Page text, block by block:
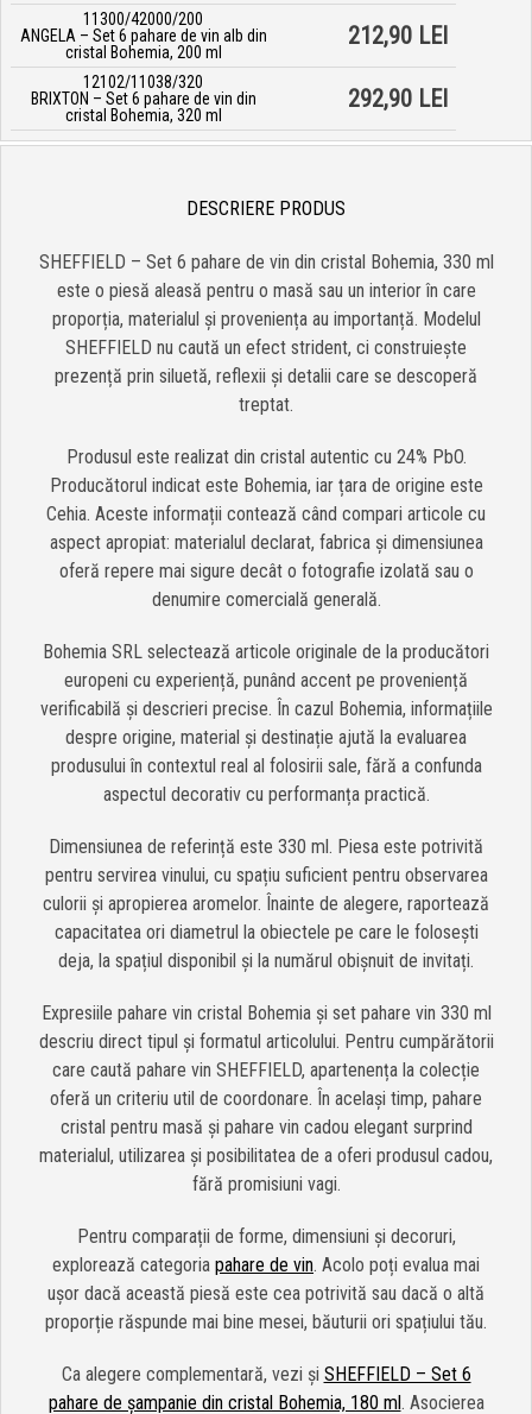
11300/42000/200
ANGELA – Set 6 pahare de vin alb din
cristal Bohemia, 200 ml
212,90 LEI
12102/11038/320
BRIXTON – Set 6 pahare de vin din
cristal Bohemia, 320 ml
292,90 LEI
DESCRIERE PRODUS
SHEFFIELD – Set 6 pahare de vin din cristal Bohemia, 330 ml
este o piesă aleasă pentru o masă sau un interior în care
proporția, materialul și proveniența au importanță. Modelul
SHEFFIELD nu caută un efect strident, ci construiește
prezență prin siluetă, reflexii și detalii care se descoperă
treptat.
Produsul este realizat din cristal autentic cu 24% PbO.
Producătorul indicat este Bohemia, iar țara de origine este
Cehia. Aceste informații contează când compari articole cu
aspect apropiat: materialul declarat, fabrica și dimensiunea
oferă repere mai sigure decât o fotografie izolată sau o
denumire comercială generală.
Bohemia SRL selectează articole originale de la producători
europeni cu experiență, punând accent pe proveniență
verificabilă și descrieri precise. În cazul Bohemia, informațiile
despre origine, material și destinație ajută la evaluarea
produsului în contextul real al folosirii sale, fără a confunda
aspectul decorativ cu performanța practică.
Dimensiunea de referință este 330 ml. Piesa este potrivită
pentru servirea vinului, cu spațiu suficient pentru observarea
culorii și apropierea aromelor. Înainte de alegere, raportează
capacitatea ori diametrul la obiectele pe care le folosești
deja, la spațiul disponibil și la numărul obișnuit de invitați.
Expresiile pahare vin cristal Bohemia și set pahare vin 330 ml
descriu direct tipul și formatul articolului. Pentru cumpărătorii
care caută pahare vin SHEFFIELD, apartenența la colecție
oferă un criteriu util de coordonare. În același timp, pahare
cristal pentru masă și pahare vin cadou elegant surprind
materialul, utilizarea și posibilitatea de a oferi produsul cadou,
fără promisiuni vagi.
Pentru comparații de forme, dimensiuni și decoruri,
explorează categoria pahare de vin. Acolo poți evalua mai
ușor dacă această piesă este cea potrivită sau dacă o altă
proporție răspunde mai bine mesei, băuturii ori spațiului tău.
Ca alegere complementară, vezi și SHEFFIELD – Set 6
pahare de șampanie din cristal Bohemia, 180 ml. Asocierea